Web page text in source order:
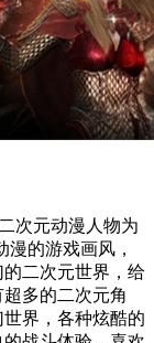
次元动漫人物为
的游戏画风，
二次元世界，给
多的二次元角
界，各种炫酷的